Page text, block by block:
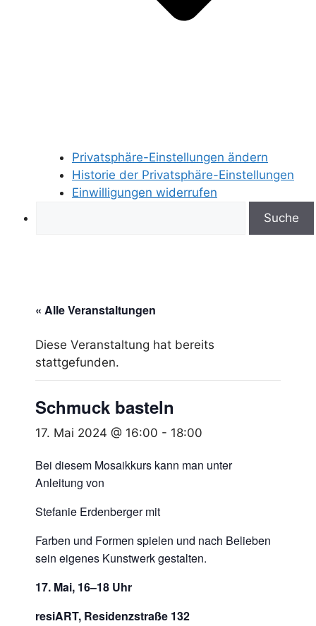
Privatsphäre-Einstellungen ändern
Historie der Privatsphäre-Einstellungen
Einwilligungen widerrufen
« Alle Veranstaltungen
Diese Veranstaltung hat bereits
stattgefunden.
Schmuck basteln
17. Mai 2024 @ 16:00 - 18:00
Bei diesem Mosaikkurs kann man unter
Anleitung von
Stefanie Erdenberger mit
Farben und Formen spielen und nach Belieben
sein eigenes Kunstwerk gestalten.
17. Mai, 16–18 Uhr
resiART, Residenzstraße 132